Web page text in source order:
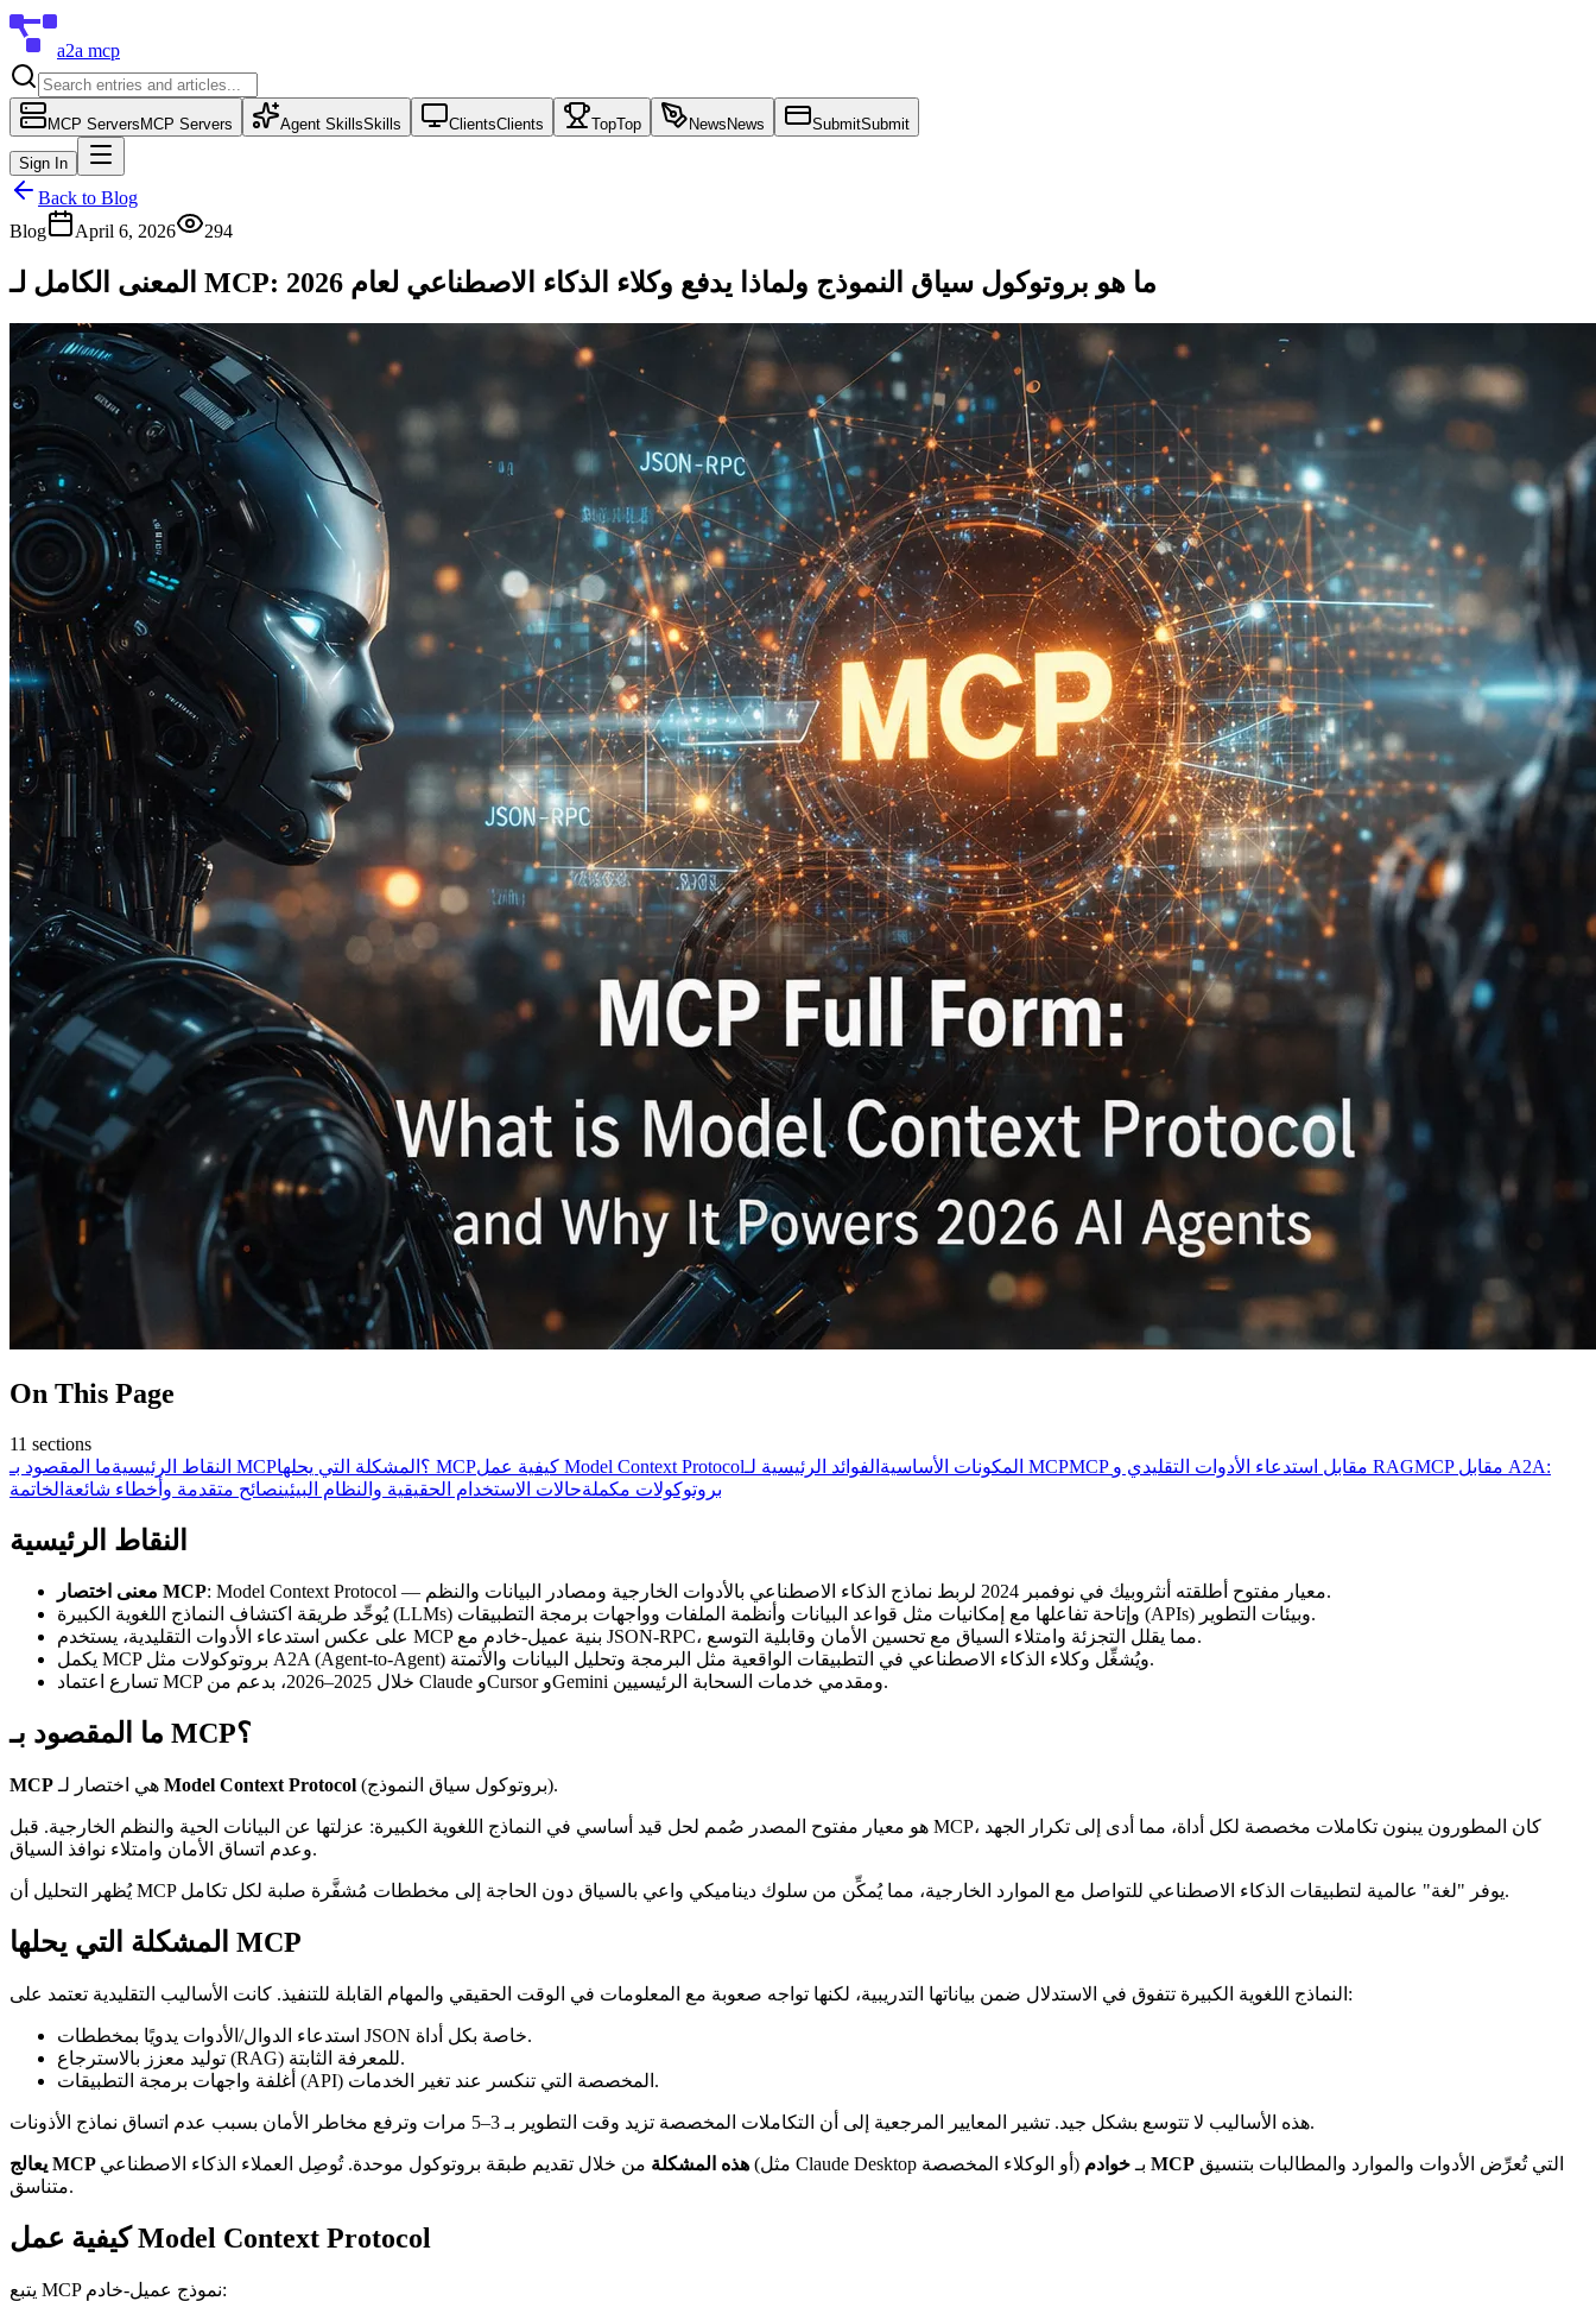
a2a mcp
MCP Servers MCP Servers Agent SkillsSkills ClientsClients TopTop News News SubmitSubmit
Sign In
Back to Blog
Blog
April 6, 2026 294
المعنى الكامل لـ MCP: ما هو بروتوكول سياق النموذج ولماذا يدفع وكلاء الذكاء الاصطناعي لعام 2026
On This Page
11 sections
النقاط الرئيسية
ما المقصود بـ MCP؟ المشكلة التي يحلها MCP كيفية عمل Model Context Protocol المكونات الأساسية الفوائد الرئيسية لـ MCP MCP مقابل استدعاء الأدوات التقليدي و RAGMCP مقابل A2A:
بروتوكولات مكملةحالات الاستخدام الحقيقية والنظام البيئينصائح متقدمة وأخطاء شائعة الخاتمة
النقاط الرئيسية
معنى اختصار MCP
: Model Context Protocol — معيار مفتوح أطلقته أنثروبيك في نوفمبر 2024 لربط نماذج الذكاء الاصطناعي بالأدوات الخارجية ومصادر البيانات والنظم.
يُوحِّد طريقة اكتشاف النماذج اللغوية الكبيرة (LLMs) وإتاحة تفاعلها مع إمكانيات مثل قواعد البيانات وأنظمة الملفات وواجهات برمجة التطبيقات (APIs) وبيئات التطوير.
على عكس استدعاء الأدوات التقليدية، يستخدم MCP بنية عميل-خادم مع JSON-RPC، مما يقلل التجزئة وامتلاء السياق مع تحسين الأمان وقابلية التوسع.
يكمل MCP بروتوكولات مثل A2A (Agent-to-Agent) ويُشغِّل وكلاء الذكاء الاصطناعي في التطبيقات الواقعية مثل البرمجة وتحليل البيانات والأتمتة.
تسارع اعتماد MCP خلال 2025–2026، بدعم من Claude وCursor وGemini ومقدمي خدمات السحابة الرئيسيين.
ما المقصود بـ MCP؟
MCP Model Context Protocol (بروتوكول سياق النموذج).
هو معيار مفتوح المصدر صُمم لحل قيد أساسي في النماذج اللغوية الكبيرة: عزلتها عن البيانات الحية والنظم الخارجية. قبل MCP، كان المطورون يبنون تكاملات مخصصة لكل أداة، مما أدى إلى تكرار الجهد
وعدم اتساق الأمان وامتلاء نوافذ السياق.
يُظهر التحليل أن MCP يوفر "لغة" عالمية لتطبيقات الذكاء الاصطناعي للتواصل مع الموارد الخارجية، مما يُمكِّن من سلوك ديناميكي واعي بالسياق دون الحاجة إلى مخططات مُشفَّرة صلبة لكل تكامل.
المشكلة التي يحلها MCP
النماذج اللغوية الكبيرة تتفوق في الاستدلال ضمن بياناتها التدريبية، لكنها تواجه صعوبة مع المعلومات في الوقت الحقيقي والمهام القابلة للتنفيذ. كانت الأساليب التقليدية تعتمد على:
استدعاء الدوال/الأدوات يدويًا بمخططات JSON خاصة بكل أداة.
توليد معزز بالاسترجاع (RAG) للمعرفة الثابتة.
أغلفة واجهات برمجة التطبيقات (API) المخصصة التي تنكسر عند تغير الخدمات.
هذه الأساليب لا تتوسع بشكل جيد. تشير المعايير المرجعية إلى أن التكاملات المخصصة تزيد وقت التطوير بـ 3–5 مرات وترفع مخاطر الأمان بسبب عدم اتساق نماذج الأذونات.
يعالج MCP هذه المشكلة من خلال تقديم طبقة بروتوكول موحدة. تُوصِل العملاء الذكاء الاصطناعي (مثل Claude Desktop أو الوكلاء المخصصة) بـ خوادم MCP
متناسق.
كيفية عمل Model Context Protocol
يتبع MCP نموذج عميل-خادم: